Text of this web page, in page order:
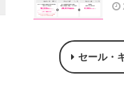
セール・